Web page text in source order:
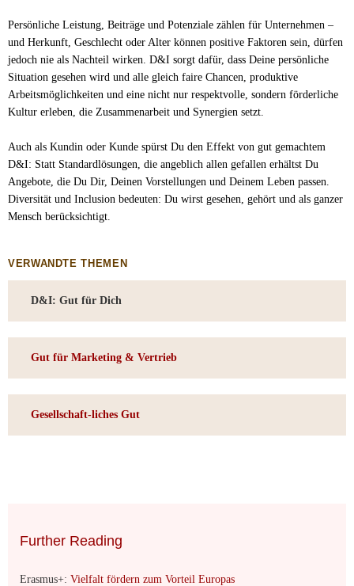
Persönliche Leistung, Beiträge und Potenziale zählen für Unternehmen –
und Herkunft, Geschlecht oder Alter können positive Faktoren sein, dürfen
jedoch nie als Nachteil wirken. D&I sorgt dafür, dass Deine persönliche
Situation gesehen wird und alle gleich faire Chancen, produktive
Arbeitsmöglichkeiten und eine nicht nur respektvolle, sondern förderliche
Kultur erleben, die Zusammenarbeit und Synergien setzt.
Auch als Kundin oder Kunde spürst Du den Effekt von gut gemachtem
D&I: Statt Standardlösungen, die angeblich allen gefallen erhältst Du
Angebote, die Du Dir, Deinen Vorstellungen und Deinem Leben passen.
Diversität und Inclusion bedeuten: Du wirst gesehen, gehört und als ganzer
Mensch berücksichtigt.
VERWANDTE THEMEN
D&I: Gut für Dich
Gut für Marketing & Vertrieb
Gesellschaft-liches Gut
Further Reading
Erasmus+: Vielfalt fördern zum Vorteil Europas